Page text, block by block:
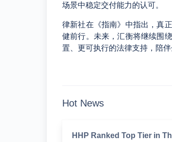
场景中稳定交付能力的认可。
律新社在《指南》中指出，真
健前行。未来，汇衡将继续围
置、更可执行的法律支持，陪伴
Hot News
HHP Ranked Top Tier in